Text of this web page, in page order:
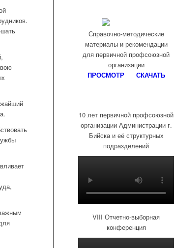
Справочно-методические
материалы и рекомендации
для первичной профсоюзной
организации
ПРОСМОТР
СКАЧАТЬ
10 лет первичной профсоюзной
организации Администрации г.
Бийска и её структурных
подразделений
VIII Отчетно-выборная
конференция